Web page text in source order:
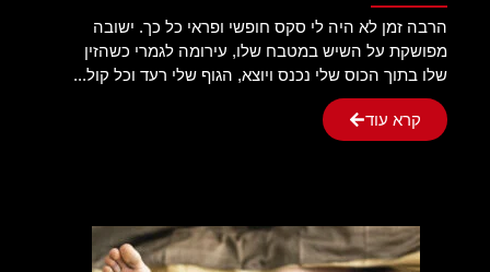
הרבה זמן לא היה לי סקס חופשי ופראי כל כך. ישובה
מפושקת על השיש במטבח שלו, עירומה לגמרי כשהזין
שלו בתוך הכוס שלי נכנס ויוצא, הגוף שלי רעד וכל קול...
קרא עוד